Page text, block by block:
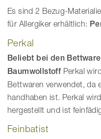
Es sind 2 Bezug-
für Allergiker erhältlich:
Perkal
Beliebt bei den
Baumwollstoff Perkal
Bettwaren verwendet, da
handhaben ist. Perkal
hergestellt und ist
Feinbatist